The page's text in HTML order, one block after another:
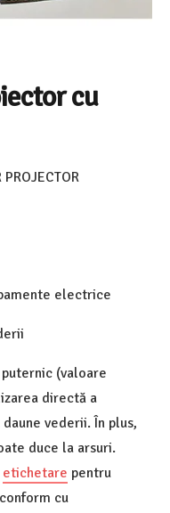
cu
electrice
(valoare
directă a
vederii. În plus,
duce la arsuri.
etichetare pentru
cu